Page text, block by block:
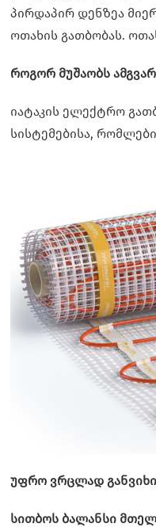
პირდაპირ დენზეა
ოთახის გათბობას.
როგორ მუშაობს
იატაკის ელექტრო
სისტემებისა,
უფრო ვრცლად
სითბოს ბალანსი